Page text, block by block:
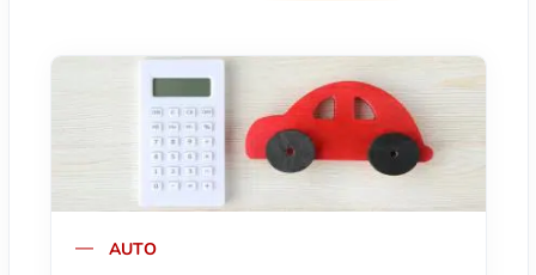
AUTO